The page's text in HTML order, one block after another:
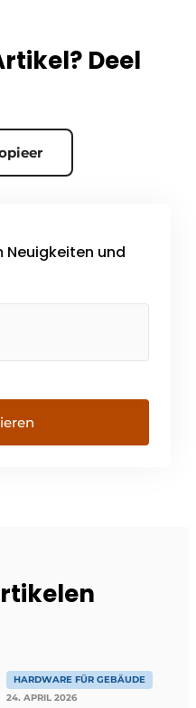
Deel
Neuigkeiten und
HARDWARE FÜR GEBÄUDE
24. APRIL 2026